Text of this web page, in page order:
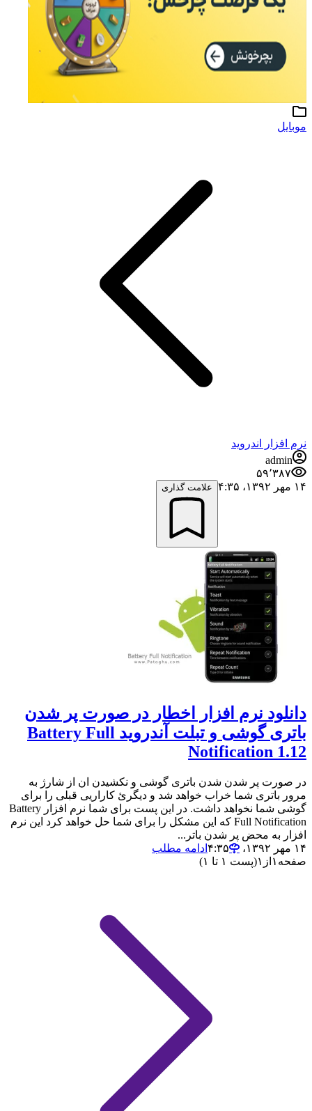
موبایل
نرم افزار اندروید
admin
۵۹٬۳۸۷
۱۴ مهر ۱۳۹۲،‏ ۴:۳۵
علامت گذاری
دانلود نرم افزار اخطار در صورت پر شدن
باتری گوشی و تبلت آندروید Battery Full
Notification 1.12
در صورت پر شدن شدن باتری گوشی و نکشیدن ان از شارژ به
مرور باتری شما خراب خواهد شد و دیگرئ کاراریی قبلی را برای
گوشی شما نخواهد داشت. در این پست برای شما نرم افزار Battery
Full Notification که این مشکل را برای شما حل خواهد کرد این نرم
افزار به محض پر شدن باتر...
۱۴ مهر ۱۳۹۲،‏ ۴:۳۵
ادامه مطلب
صفحه ۱ از ۱(پست ۱ تا ۱)